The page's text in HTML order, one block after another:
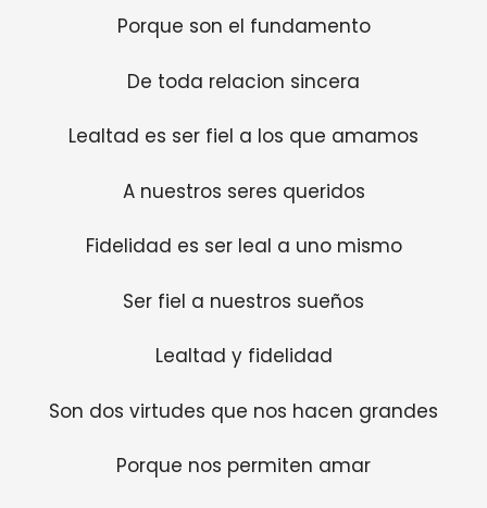
Porque son el fundamento
De toda relacion sincera
Lealtad es ser fiel a los que amamos
A nuestros seres queridos
Fidelidad es ser leal a uno mismo
Ser fiel a nuestros sueños
Lealtad y fidelidad
Son dos virtudes que nos hacen grandes
Porque nos permiten amar